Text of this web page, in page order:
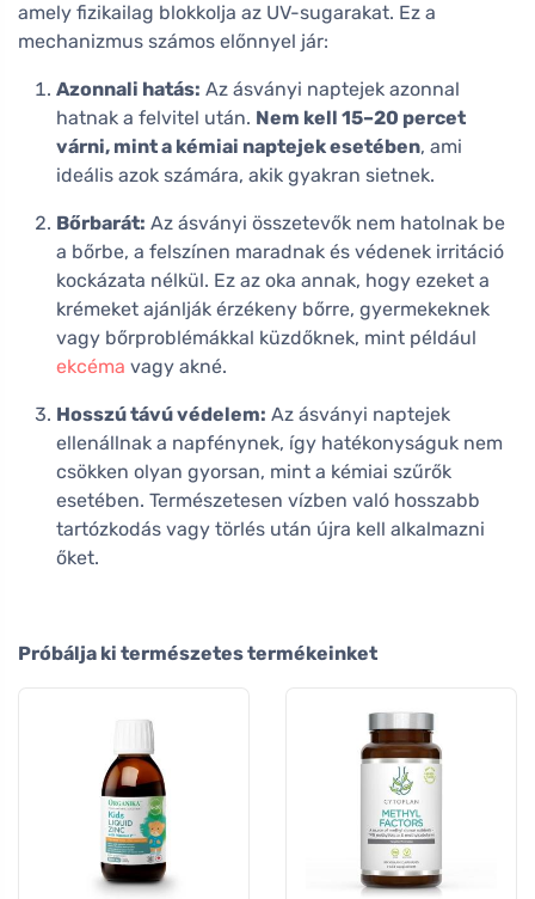
amely fizikailag blokkolja az UV-sugarakat. Ez a
mechanizmus számos előnnyel jár:
Azonnali hatás: Az ásványi naptejek azonnal
hatnak a felvitel után. Nem kell 15–20 percet
várni, mint a kémiai naptejek esetében, ami
ideális azok számára, akik gyakran sietnek.
Bőrbarát: Az ásványi összetevők nem hatolnak be
a bőrbe, a felszínen maradnak és védenek irritáció
kockázata nélkül. Ez az oka annak, hogy ezeket a
krémeket ajánlják érzékeny bőrre, gyermekeknek
vagy bőrproblémákkal küzdőknek, mint például
ekcéma vagy akné.
Hosszú távú védelem: Az ásványi naptejek
ellenállnak a napfénynek, így hatékonyságuk nem
csökken olyan gyorsan, mint a kémiai szűrők
esetében. Természetesen vízben való hosszabb
tartózkodás vagy törlés után újra kell alkalmazni
őket.
Próbálja ki természetes termékeinket